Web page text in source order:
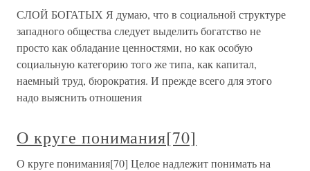
СЛОЙ БОГАТЫХ Я думаю, что в социальной структуре
западного общества следует выделить богатство не
просто как обладание ценностями, но как особую
социальную категорию того же типа, как капитал,
наемный труд, бюрократия. И прежде всего для этого
надо выяснить отношения
О круге понимания[70]
О круге понимания[70] Целое надлежит понимать на